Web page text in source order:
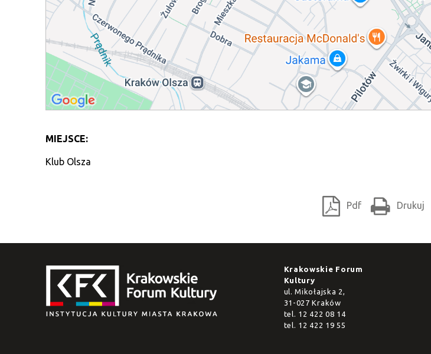
MIEJSCE:
Klub Olsza
Pdf Drukuj
Krakowskie Forum
Kultury
ul. Mikołajska 2,
31-027 Kraków
tel. 12 422 08 14
tel. 12 422 19 55